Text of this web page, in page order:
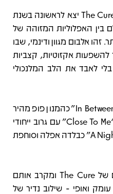
תיאור
The Head On The Door של The Cure יצא לראשונה בשנת
בין האפלוליות המזוהה של
זהו אלבום מגוון ודינמי, שבו
אקזוטיות, קצביות
לאבד את הלב המלנכולי
מבין הרגעים הבולטים: “In Between Days” כהמנון פופ מהיר
ומיידי עם נגיעת עצב מתוקה, “Close To Me” עם גרוב ייחודי
והוק בלתי נשכח, ו־“A Night Like This” כבלדה אפלה וסוחפת
זהו אלבום שמרחיב את העולם של The Cure ומקרב אותם
ואופי - שילוב נדיר של